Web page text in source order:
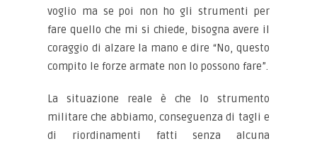
voglio ma se poi non ho gli strumenti per
fare quello che mi si chiede, bisogna avere il
coraggio di alzare la mano e dire “No, questo
compito le forze armate non lo possono fare”.
La situazione reale è che lo strumento
militare che abbiamo, conseguenza di tagli e
di riordinamenti fatti senza alcuna